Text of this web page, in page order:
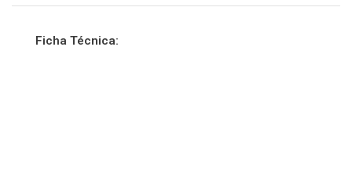
Ficha Técnica: